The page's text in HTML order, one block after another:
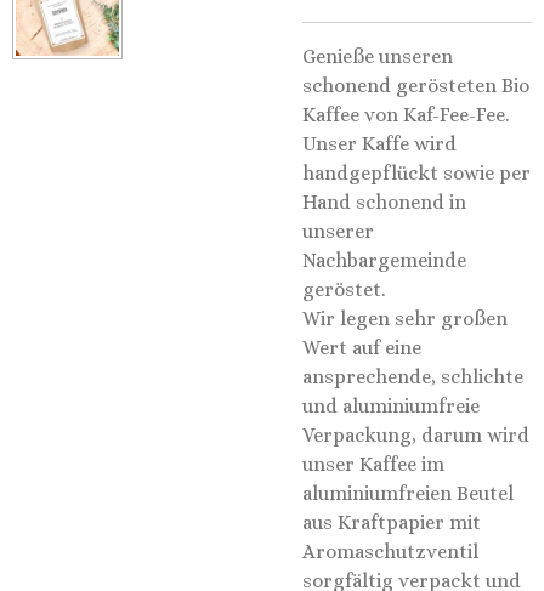
Genieße unseren
schonend gerösteten Bio
Kaffee von Kaf-Fee-Fee.
Unser Kaffe wird
handgepflückt sowie per
Hand schonend in
unserer
Nachbargemeinde
geröstet.
Wir legen sehr großen
Wert auf eine
ansprechende, schlichte
und aluminiumfreie
Verpackung, darum wird
unser Kaffee im
aluminiumfreien Beutel
aus Kraftpapier mit
Aromaschutzventil
sorgfältig verpackt und